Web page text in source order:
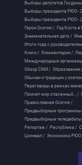
Выборы депутатов
Выборы президента РЮО -
Выборы президента РЮО -
Герои Осетии / Год Коста
Знаменательная дата /
Итоги года с
Книги / Комментарии /
Международные
Обзор СМИ / Образование
Обычаи и традиции у
Переговоры в рамках
Помнит мир спасенный... /
Православная Осетия /
Предвыборные программы
Предвыборные
Репортаж / Республика /
Цхинвал / Экономика РЮО